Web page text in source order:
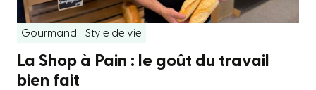
Gourmand Style de vie
La Shop à Pain : le goût du travail
bien fait